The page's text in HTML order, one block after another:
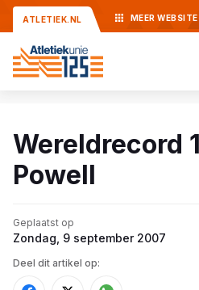
ATLETIEK.NL MEER
Wereldrecord
Powell
Geplaatst op
Zondag, 9 september 2007
Deel dit artikel op: